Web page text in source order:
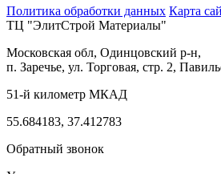
Политика обработки данных Карта
ТЦ "ЭлитСтрой Материалы"
Московская обл, Одинцовский р-н,
п. Заречье, ул. Торговая, стр. 2,
51-й километр МКАД
55.684183, 37.412783
Обратный звонок